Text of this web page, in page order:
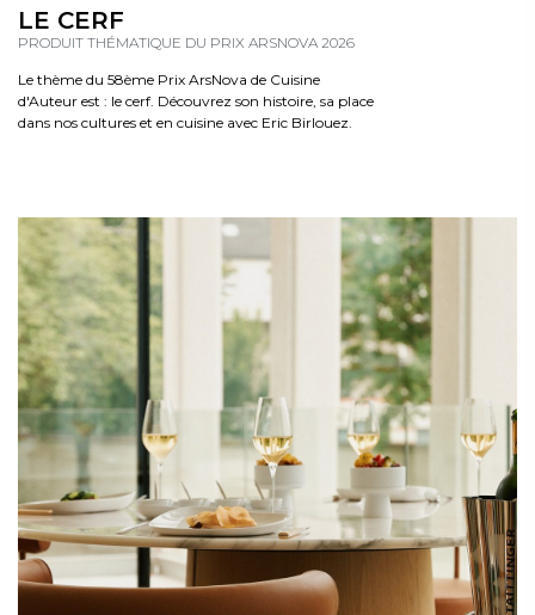
LE CERF
PRODUIT THÉMATIQUE DU PRIX ARSNOVA 2026
Le thème du 58ème Prix ArsNova de Cuisine
d'Auteur est : le cerf. Découvrez son histoire, sa place
dans nos cultures et en cuisine avec Eric Birlouez.